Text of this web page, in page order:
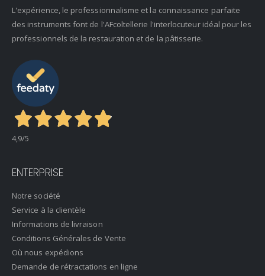
L'expérience, le professionnalisme et la connaissance parfaite
des instruments font de l'AFcoltellerie l'interlocuteur idéal pour les
professionnels de la restauration et de la pâtisserie.
4,9/5
ENTERPRISE
Notre société
Service à la clientèle
Informations de livraison
Conditions Générales de Vente
Où nous expédions
Demande de rétractations en ligne